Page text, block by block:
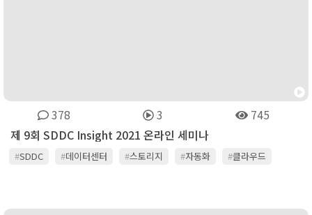
378 3
745
제 9회 SDDC Insight 2021 온라인 세미나
#SDDC #데이터센터 #스토리지 #자동화 #클라우드